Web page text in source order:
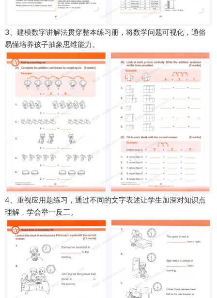
3、 建模数字讲解法贯穿整本练习册 ，将数学问题可视化，通俗
易懂培养孩子抽象思维能力。
4、重视应用题练习 ，通过不同的文字表述让学生加深对知识点
理解，学会举一反三。